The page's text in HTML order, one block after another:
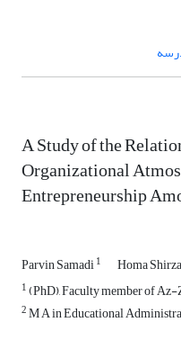
A Study of the
Organizational
Entrepreneurship
Parvin Samadi1 Homa
1(PhD), Faculty member of
2M A in Educational